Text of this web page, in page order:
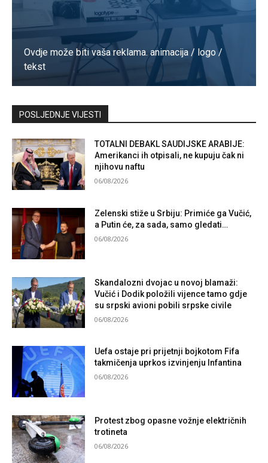
Ovdje može biti vaša reklama. animacija / logo /
tekst
Kontaktirajte nas
POSLJEDNJE VIJESTI
TOTALNI DEBAKL SAUDIJSKE ARABIJE:
Amerikanci ih otpisali, ne kupuju čak ni
njihovu naftu
06/08/2026
Zelenski stiže u Srbiju: Primiće ga Vučić,
a Putin će, za sada, samo gledati…
06/08/2026
Skandalozni dvojac u novoj blamaži:
Vučić i Dodik položili vijence tamo gdje
su srpski avioni pobili srpske civile
06/08/2026
Uefa ostaje pri prijetnji bojkotom Fifa
takmičenja uprkos izvinjenju Infantina
06/08/2026
Protest zbog opasne vožnje električnih
trotineta
06/08/2026